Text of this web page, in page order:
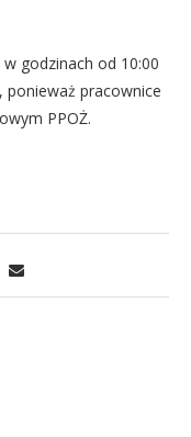
godzinach od 10:00
ponieważ pracownice
PPOŻ.